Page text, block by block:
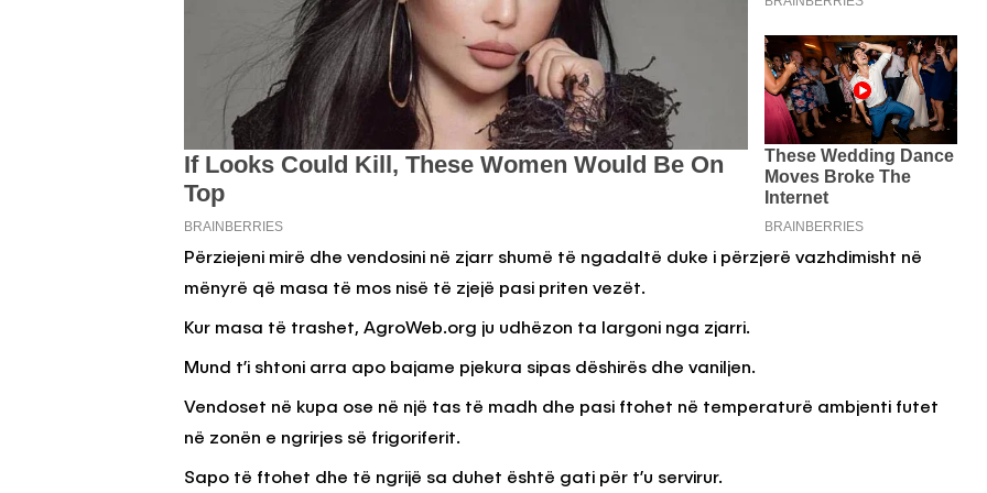
Përziejeni mirë dhe vendosini në zjarr shumë të ngadaltë duke i përzjerë vazhdimisht në
mënyrë që masa të mos nisë të zjejë pasi priten vezët.
Kur masa të trashet, AgroWeb.org ju udhëzon ta largoni nga zjarri.
Mund t’i shtoni arra apo bajame pjekura sipas dëshirës dhe vaniljen.
Vendoset në kupa ose në një tas të madh dhe pasi ftohet në temperaturë ambjenti futet
në zonën e ngrirjes së frigoriferit.
Sapo të ftohet dhe të ngrijë sa duhet është gati për t’u servirur.